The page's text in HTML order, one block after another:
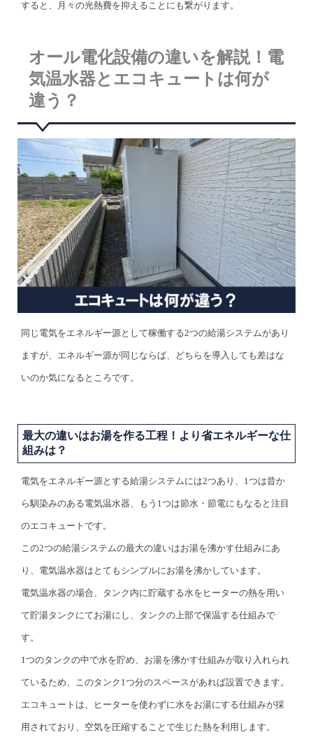
すると、月々の光熱費を抑えることにも繋がります。
オール電化設備の違いを解説！電
気温水器とエコキュートは何が
違う？
同じ電気をエネルギー源として稼働する2つの給湯システムがあり
ますが、エネルギー源が同じならば、どちらを導入しても差はな
いのか気になるところです。
最大の違いはお湯を作る工程！より省エネルギーな仕
組みは？
電気をエネルギー源とする給湯システムには2つあり、1つは昔か
ら馴染みのある電気温水器、もう1つは節水・節電にもなると注目
のエコキュートです。
この2つの給湯システムの最大の違いはお湯を沸かす仕組みにあ
り、電気温水器はとてもシンプルにお湯を沸かしています。
電気温水器の場合、タンク内に貯蔵する水をヒーターの熱を用い
て貯湯タンクにてお湯にし、タンクの上部で保温する仕組みで
す。
1つのタンクの中で水を貯め、お湯を沸かす仕組みが取り入れられ
ているため、このタンク1つ分のスペースがあれば設置できます。
エコキュートは、ヒーターを使わずに水をお湯にする仕組みが採
用されており、空気を圧縮することで生じた熱を利用します。